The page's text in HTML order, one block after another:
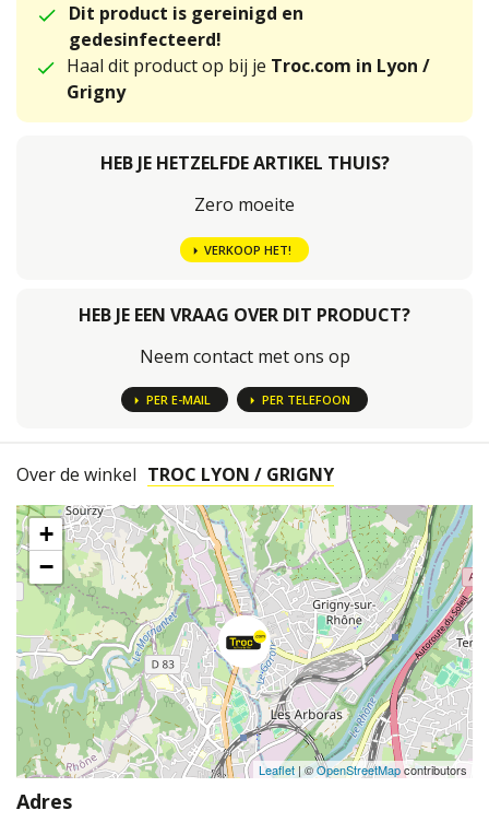
Dit product is gereinigd en
gedesinfecteerd!
Haal dit product op bij je Troc.com in Lyon /
Grigny
HEB JE HETZELFDE ARTIKEL THUIS?
Zero moeite
VERKOOP HET!
HEB JE EEN VRAAG OVER DIT PRODUCT?
Neem contact met ons op
PER E-MAIL PER TELEFOON
Over de winkel TROC LYON / GRIGNY
+
−
Leaflet | ©OpenStreetMapcontributors
Adres